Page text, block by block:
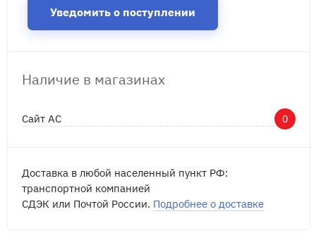
Уведомить о поступлении
Наличие в магазинах
Сайт АС 0
Доставка в любой населенный пункт РФ:
транспортной компанией
СДЭК или Почтой России. Подробнее о доставке